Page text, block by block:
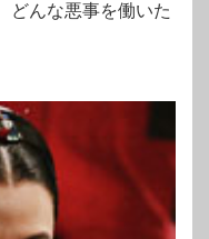
どんな悪事を働いた